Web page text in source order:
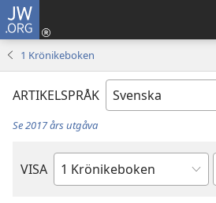
JW.ORG
1 Krönikeboken
ARTIKELSPRÅK
Se 2017 års utgåva
VISA
Bibelbok